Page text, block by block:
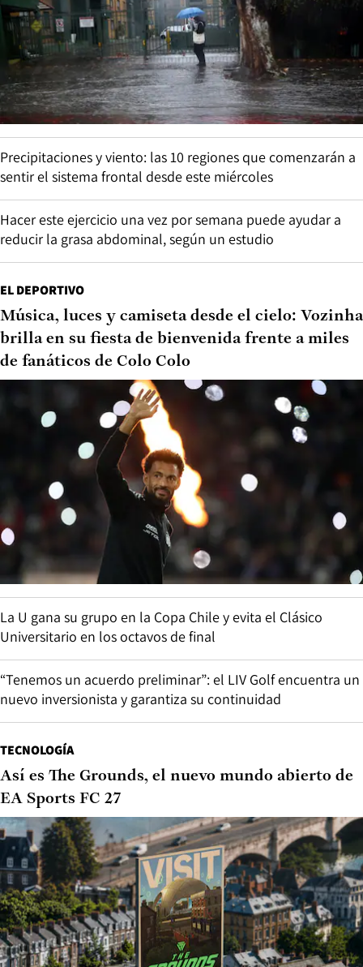
Precipitaciones y viento: las 10 regiones que comenzarán a
sentir el sistema frontal desde este miércoles
Hacer este ejercicio una vez por semana puede ayudar a
reducir la grasa abdominal, según un estudio
EL DEPORTIVO
Música, luces y camiseta desde el cielo: Vozinha
brilla en su fiesta de bienvenida frente a miles
de fanáticos de Colo Colo
La U gana su grupo en la Copa Chile y evita el Clásico
Universitario en los octavos de final
“Tenemos un acuerdo preliminar”: el LIV Golf encuentra un
nuevo inversionista y garantiza su continuidad
TECNOLOGÍA
Así es The Grounds, el nuevo mundo abierto de
EA Sports FC 27